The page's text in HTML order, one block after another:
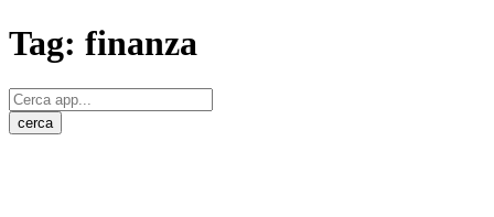
Tag: finanza